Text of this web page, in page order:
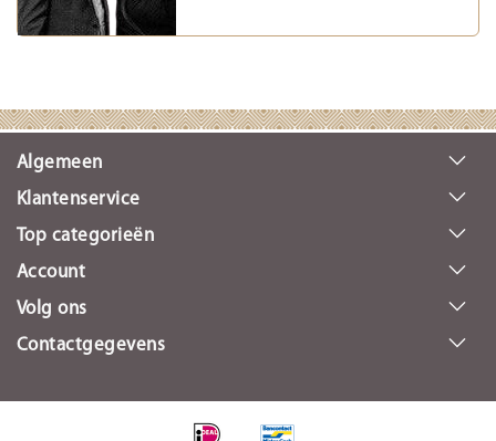
Algemeen
Klantenservice
Top categorieën
Account
Volg ons
Contactgegevens